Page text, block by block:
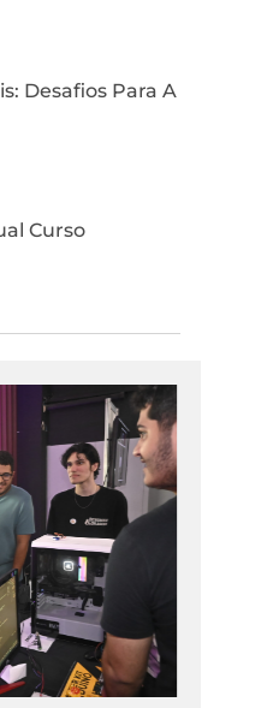
Desafios Para A
Curso